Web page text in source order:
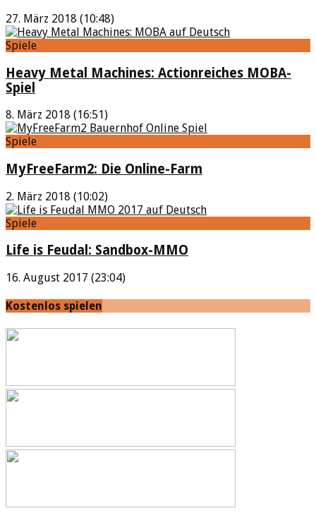
27. März 2018 (10:48)
Spiele
Heavy Metal Machines: Actionreiches MOBA-
Spiel
8. März 2018 (16:51)
Spiele
MyFreeFarm2: Die Online-Farm
2. März 2018 (10:02)
Spiele
Life is Feudal: Sandbox-MMO
16. August 2017 (23:04)
Kostenlos spielen